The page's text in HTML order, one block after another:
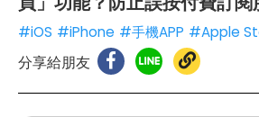
#iOS #iPhone #手機APP #Apple
分享給朋友